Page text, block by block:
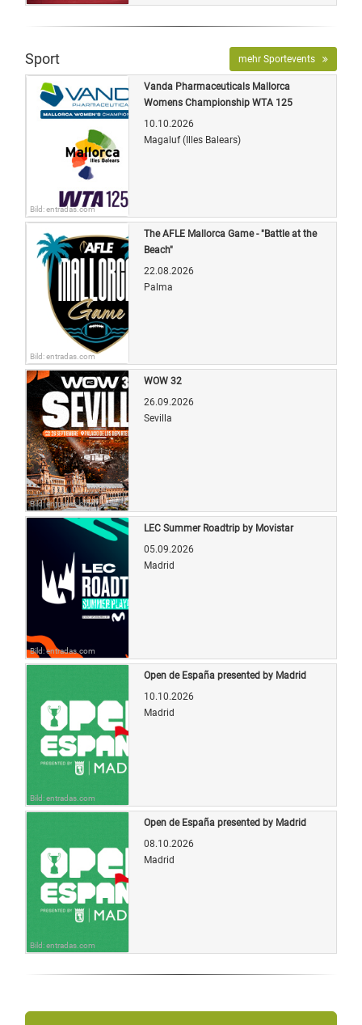
Sport mehr Sportevents
Bild: entradas.com
Vanda Pharmaceuticals Mallorca
Womens Championship WTA 125
10.10.2026
Magaluf (Illes Balears)
Bild: entradas.com
The AFLE Mallorca Game - "Battle at the
Beach"
22.08.2026
Palma
Bild: entradas.com
WOW 32
26.09.2026
Sevilla
Bild: entradas.com
LEC Summer Roadtrip by Movistar
05.09.2026
Madrid
Bild: entradas.com
Open de España presented by Madrid
10.10.2026
Madrid
Bild: entradas.com
Open de España presented by Madrid
08.10.2026
Madrid